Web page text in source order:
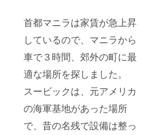
首都マニラは家賃が急上昇
しているので、マニラから
車で３時間、郊外の町に最
適な場所を探しました。
スービックは、元アメリカ
の海軍基地があった場所
で、昔の名残で設備は整っ